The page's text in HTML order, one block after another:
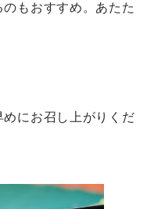
もおすすめ。あたた
にお召し上がりくだ